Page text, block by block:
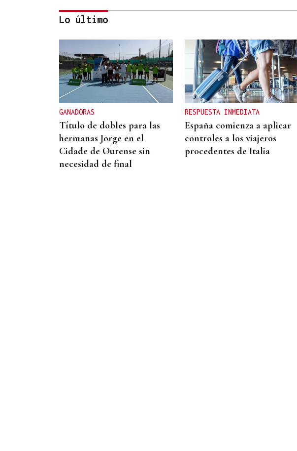
CANEDO
Un herido en la colisión
entre dos coches en la
entrada a las termas de
Outariz
Lo último
GANADORAS
Título de dobles para las
hermanas Jorge en el
Cidade de Ourense sin
necesidad de final
RESPUESTA INMEDIATA
España comienza a aplicar
controles a los viajeros
procedentes de Italia